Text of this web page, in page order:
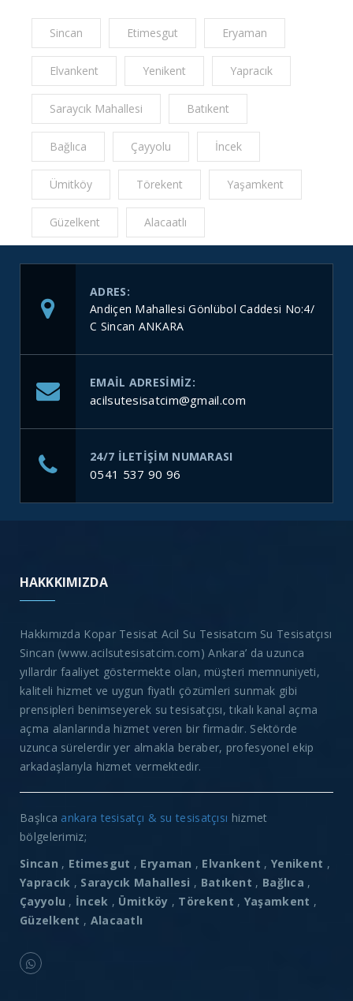
Sincan Etimesgut Eryaman
Elvankent Yenikent Yapracık
Saraycık Mahallesi Batıkent
Bağlıca Çayyolu İncek
Ümitköy Törekent Yaşamkent
Güzelkent Alacaatlı
ADRES:
Andiçen Mahallesi Gönlübol Caddesi No:4/
C Sincan ANKARA
EMAIL ADRESIMIZ:
acilsutesisatcim@gmail.com
24/7 ILETIŞIM NUMARASI
0541 537 90 96
HAKKKIMIZDA
Hakkımızda Kopar Tesisat Acil Su Tesisatcım Su Tesisatçısı
Sincan (www.acilsutesisatcim.com) Ankara’ da uzunca
yıllardır faaliyet göstermekte olan, müşteri memnuniyeti,
kaliteli hizmet ve uygun fiyatlı çözümleri sunmak gibi
prensipleri benimseyerek su tesisatçısı, tıkalı kanal açma
açma alanlarında hizmet veren bir firmadır. Sektörde
uzunca sürelerdir yer almakla beraber, profesyonel ekip
arkadaşlarıyla hizmet vermektedir.
Başlıca ankara tesisatçı & su tesisatçısı hizmet
bölgelerimiz;
Sincan , Etimesgut , Eryaman , Elvankent , Yenikent ,
Yapracık , Saraycık Mahallesi , Batıkent , Bağlıca ,
Çayyolu , İncek , Ümitköy , Törekent , Yaşamkent ,
Güzelkent , Alacaatlı